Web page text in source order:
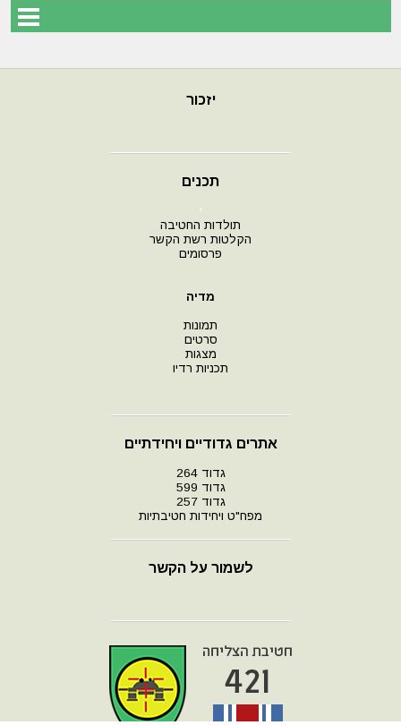
יזכור
תכנים
י
תולדות החטיבה
הקלטות רשת הקשר
פרסומים
מדיה
תמונות
סרטים
מצגות
תכניות רדיו
אתרים גדודיים ויחידתיים
גדוד 264
גדוד 599
גדוד 257
מפח"ט ויחידות חטיבתיות
לשמור על הקשר